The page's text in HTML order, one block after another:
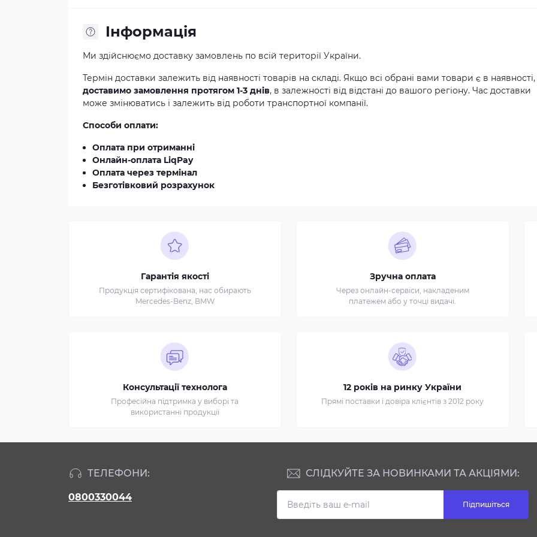
Iнформація
Ми здійснюємо доставку замовлень по всій території України.
Термін доставки залежить від наявності товарів на складі. Якщо всі обрані вами товари є в
доставимо замовлення протягом 1-3 днів, в залежності від відстані до вашого регіону. Час доставки
може змінюватись і залежить від роботи транспортної компанії.
Способи оплати:
Оплата при отриманні
Онлайн-оплата LiqPay
Оплата через термінал
Безготівковий розрахунок
Гарантія якості
Продукція сертифікована, нас обирають
Mercedes-Benz, BMW
Зручна оплата
Через онлайн-сервіси, накладеним
платежем або у точці видачі.
Консультації технолога
Професійна підтримка у виборі та
використанні продукції
12 років на ринку України
Прямі поставки і довіра клієнтів з 2012 року
ТЕЛЕФОНИ:
0800330044
СЛІДКУЙТЕ ЗА НОВИНКАМИ ТА АКЦІЯМИ:
Підпишіться